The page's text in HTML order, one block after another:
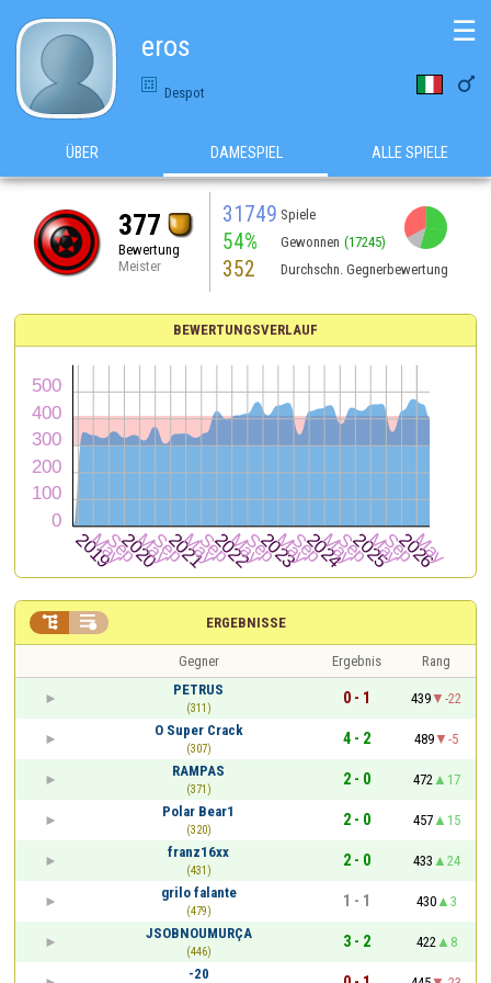
eros
Despot 
☰
ÜBER DAMESPIEL ALLE SPIELE
377
Bewertung
Meister
31749 Spiele
54% Gewonnen (17245)
352 Durchschn. Gegnerbewertung
BEWERTUNGSVERLAUF
ERGEBNISSE
 
Gegner Ergebnis
Rang
PETRUS
(311)
0 - 1 439
-22
O Super Crack
(307)
4 - 2 489
-5
RAMPAS
(371)
2 - 0 472
17
Polar Bear1
(320)
2 - 0 457
15
franz16xx
(431)
2 - 0 433
24
grilo falante
(479)
1 - 1 430
3
JSOBNOUMURÇA
(446)
3 - 2 422
8
-20